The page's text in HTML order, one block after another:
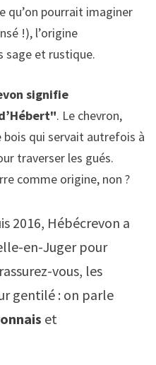
qu’on pourrait imaginer
!), l’origine
sage et rustique.
signifie
. Le chevron,
bois qui servait autrefois à
traverser les gués.
comme origine, non ?
2016, Hébécrevon a
en-Juger pour
vous, les
gentilé : on parle
et